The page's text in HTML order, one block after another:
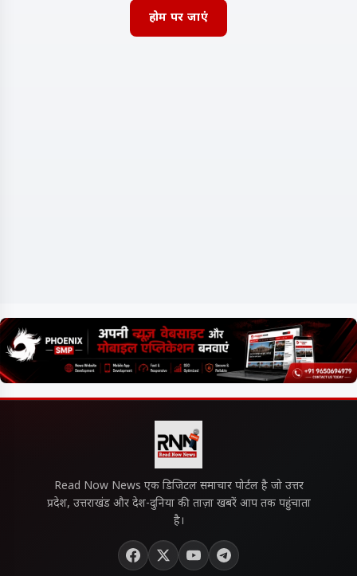
होम पर जाएं
Read Now News एक डिजिटल समाचार पोर्टल है जो उत्तर
प्रदेश, उत्तराखंड और देश-दुनिया की ताज़ा खबरें आप तक पहुंचाता
है।